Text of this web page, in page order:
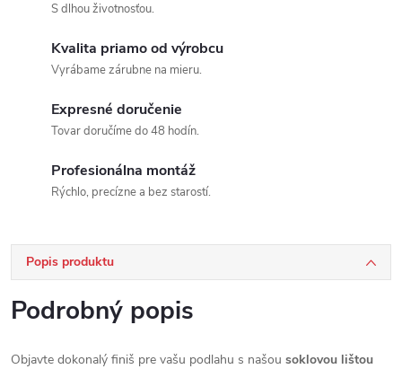
S dlhou životnosťou.
Kvalita priamo od výrobcu
Vyrábame zárubne na mieru.
Expresné doručenie
Tovar doručíme do 48 hodín.
Profesionálna montáž
Rýchlo, precízne a bez starostí.
Popis produktu
Podrobný popis
Objavte dokonalý finiš pre vašu podlahu s našou soklovou lištou